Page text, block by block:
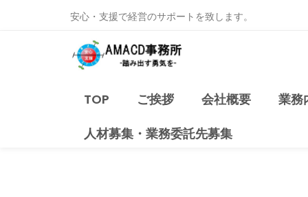
安心・支援で経営のサポートを致します。
TOP ご挨拶 会社概要
業務
人材募集・業務委託先募集